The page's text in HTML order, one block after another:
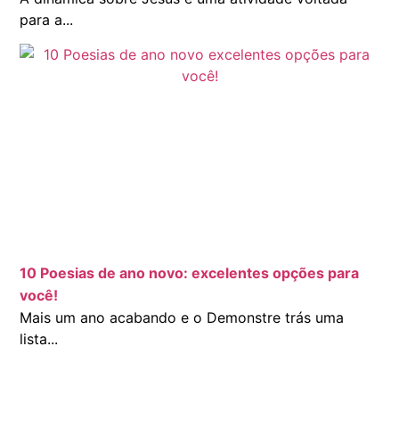
para a...
10 Poesias de ano novo: excelentes opções para
você!
Mais um ano acabando e o Demonstre trás uma
lista...